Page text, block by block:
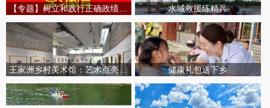
水域救援练精兵
王家洲乡村美术馆：艺术点亮田园乡村 健康礼包送下乡